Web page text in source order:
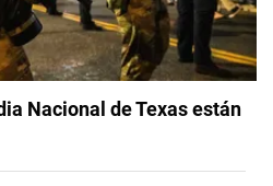
Nacional de Texas están